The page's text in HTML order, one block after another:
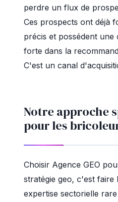
perdre un flux de
Ces prospects ont déjà
précis et possédent
forte dans la
C'est un canal
Notre approche
pour les
Choisir Agence GEO
stratégie geo, c'est faire
expertise sectorielle